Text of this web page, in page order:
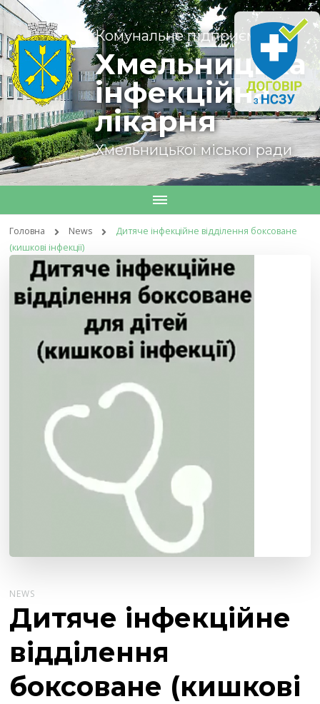
Комунальне підприємство
Хмельницька
інфекційна
лікарня
Хмельницької міської ради
Головна News
Дитяче інфекційне відділення боксоване
(кишкові інфекції)
NEWS
Дитяче інфекційне
відділення
боксоване (кишкові